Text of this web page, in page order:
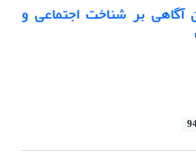
بر شناخت اجتماعی و